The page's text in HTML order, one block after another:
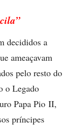
decididos a
ameaçavam
pelo resto do
o Legado
Papa Pio II,
príncipes